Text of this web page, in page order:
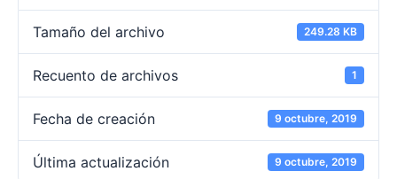
Tamaño del archivo 249.28 KB
Recuento de archivos 1
Fecha de creación 9 octubre, 2019
Última actualización 9 octubre, 2019